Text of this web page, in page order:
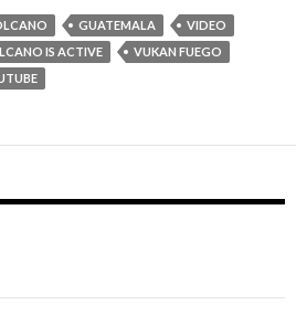
GUATEMALA
VIDEO
IS ACTIVE
VUKAN FUEGO